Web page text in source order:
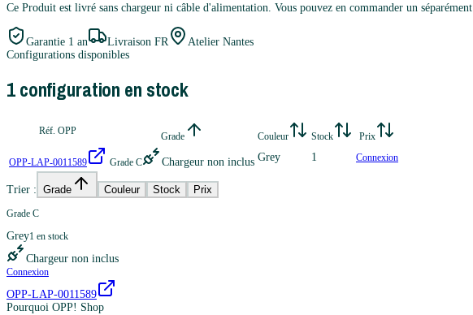
Ce Produit est livré sans chargeur ni câble d'alimentation. Vous pouvez en commander un séparément.
Garantie 1 an Livraison FR
Atelier Nantes
Configurations disponibles
1configuration en stock
Réf. OPP Grade Couleur Stock Prix
OPP-LAP-0011589 Grade C Chargeur non inclus Grey 1 Connexion
Trier : Grade Couleur Stock Prix
Grade C
Grey1 en stock
Chargeur non inclus
Connexion
OPP-LAP-0011589
Pourquoi OPP! Shop